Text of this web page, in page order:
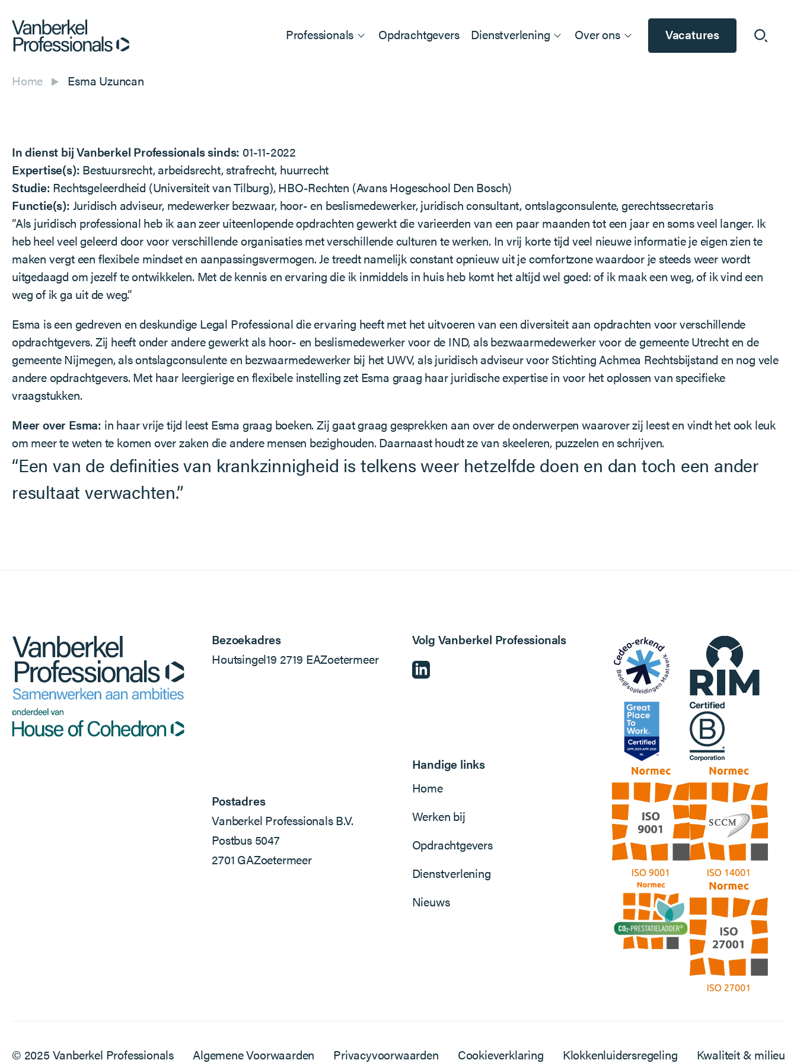
Professionals Opdrachtgevers Dienstverlening Over ons Vacatures
Home Esma Uzuncan
In dienst bij Vanberkel Professionals sinds: 01-11-2022
Expertise(s): Bestuursrecht, arbeidsrecht, strafrecht, huurrecht
Studie: Rechtsgeleerdheid (Universiteit van Tilburg), HBO-Rechten (Avans Hogeschool Den Bosch)
Functie(s): Juridisch adviseur, medewerker bezwaar, hoor- en beslismedewerker, juridisch consultant, ontslagconsulente, gerechtssecretaris
“Als juridisch professional heb ik aan zeer uiteenlopende opdrachten gewerkt die varieerden van een paar maanden tot een jaar en soms veel langer. Ik
heb heel veel geleerd door voor verschillende organisaties met verschillende culturen te werken. In vrij korte tijd veel nieuwe informatie je eigen zien te
maken vergt een flexibele mindset en aanpassingsvermogen. Je treedt namelijk constant opnieuw uit je comfortzone waardoor je steeds weer wordt
uitgedaagd om jezelf te ontwikkelen. Met de kennis en ervaring die ik inmiddels in huis heb komt het altijd wel goed: of ik maak een weg, of ik vind een
weg of ik ga uit de weg.”
Esma is een gedreven en deskundige Legal Professional die ervaring heeft met het uitvoeren van een diversiteit aan opdrachten voor verschillende
opdrachtgevers. Zij heeft onder andere gewerkt als hoor- en beslismedewerker voor de IND, als bezwaarmedewerker voor de gemeente Utrecht en de
gemeente Nijmegen, als ontslagconsulente en bezwaarmedewerker bij het UWV, als juridisch adviseur voor Stichting Achmea Rechtsbijstand en nog vele
andere opdrachtgevers. Met haar leergierige en flexibele instelling zet Esma graag haar juridische expertise in voor het oplossen van specifieke
vraagstukken.
Meer over Esma: in haar vrije tijd leest Esma graag boeken. Zij gaat graag gesprekken aan over de onderwerpen waarover zij leest en vindt het ook leuk
om meer te weten te komen over zaken die andere mensen bezighouden. Daarnaast houdt ze van skeeleren, puzzelen en schrijven.
“Een van de definities van krankzinnigheid is telkens weer hetzelfde doen en dan toch een ander
resultaat verwachten.”
Bezoekadres
Houtsingel19 2719 EAZoetermeer
Postadres
Vanberkel Professionals B.V.
Postbus 5047
2701 GAZoetermeer
Volg Vanberkel Professionals
Handige links
Home
Werken bij
Opdrachtgevers
Dienstverlening
Nieuws
© 2025 Vanberkel Professionals Algemene Voorwaarden Privacyvoorwaarden Cookieverklaring Klokkenluidersregeling Kwaliteit & milieu